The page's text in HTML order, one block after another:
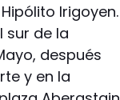
Irigoyen.
sur de la
después
y en la